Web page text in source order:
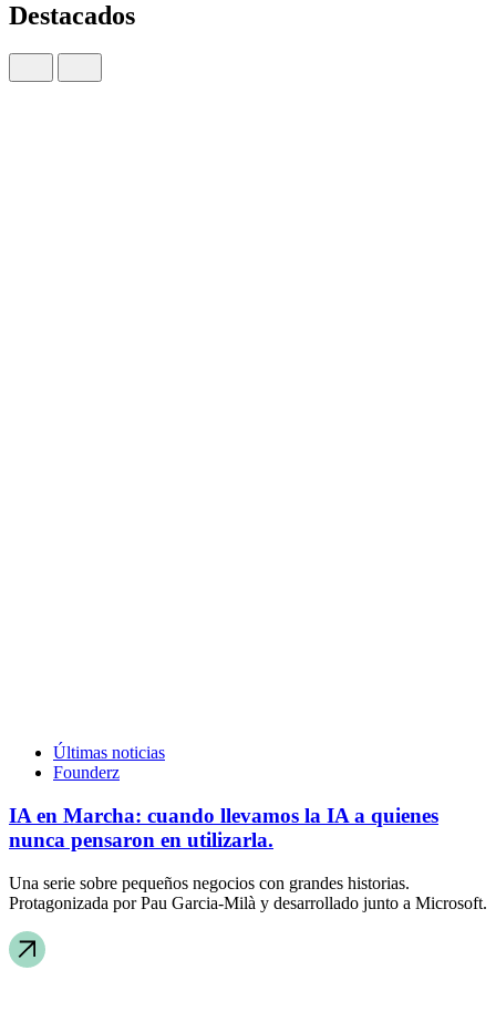
Destacados
Últimas noticias
Founderz
IA en Marcha: cuando llevamos la IA a quienes
nunca pensaron en utilizarla.
Una serie sobre pequeños negocios con grandes historias.
Protagonizada por Pau Garcia-Milà y desarrollado junto a Microsoft.